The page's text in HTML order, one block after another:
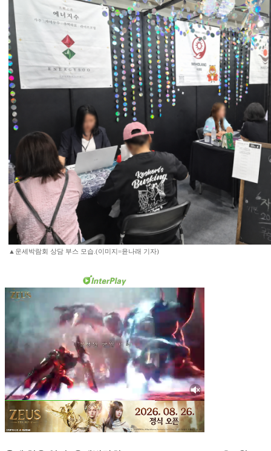
▲운세박람회 상담 부스 모습.(이미지=윤나래 기자)